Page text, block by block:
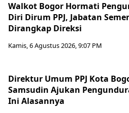
Walkot Bogor Hormati
Diri Dirum PPJ, Jabatan
Dirangkap Direksi
Kamis, 6 Agustus 2026, 9:07 PM
Direktur Umum PPJ Kota
Samsudin Ajukan
Ini Alasannya